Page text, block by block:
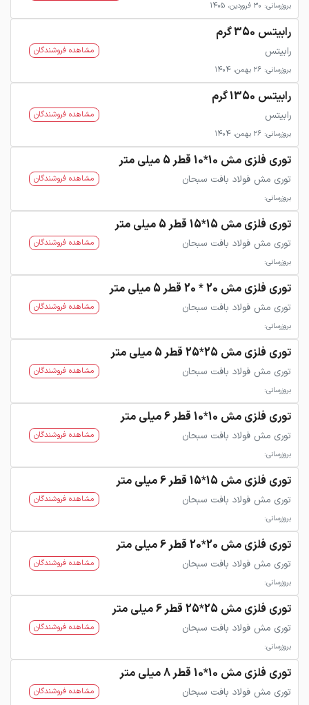
بروزرسانی: 30 فروردین، 1405
رابیتس 350 گرم
رابیتس
بروزرسانی: 26 بهمن، 1404
مشاهده فروشندگان
رابیتس 1350 گرم
رابیتس
بروزرسانی: 26 بهمن، 1404
مشاهده فروشندگان
توری فلزی مش 10*10 قطر 5 میلی متر
توری مش فولاد بافت سبحان
بروزرسانی:
مشاهده فروشندگان
توری فلزی مش 15*15 قطر 5 میلی متر
توری مش فولاد بافت سبحان
بروزرسانی:
مشاهده فروشندگان
توری فلزی مش 20 * 20 قطر 5 میلی متر
توری مش فولاد بافت سبحان
بروزرسانی:
مشاهده فروشندگان
توری فلزی مش 25*25 قطر 5 میلی متر
توری مش فولاد بافت سبحان
بروزرسانی:
مشاهده فروشندگان
توری فلزی مش 10*10 قطر 6 میلی متر
توری مش فولاد بافت سبحان
بروزرسانی:
مشاهده فروشندگان
توری فلزی مش 15*15 قطر 6 میلی متر
توری مش فولاد بافت سبحان
بروزرسانی:
مشاهده فروشندگان
توری فلزی مش 20*20 قطر 6 میلی متر
توری مش فولاد بافت سبحان
بروزرسانی:
مشاهده فروشندگان
توری فلزی مش 25*25 قطر 6 میلی متر
توری مش فولاد بافت سبحان
بروزرسانی:
مشاهده فروشندگان
توری فلزی مش 10*10 قطر 8 میلی متر
توری مش فولاد بافت سبحان مشاهده فروشندگان